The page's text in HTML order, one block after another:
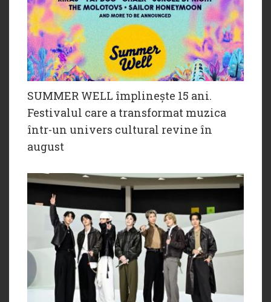
SUMMER WELL împlinește 15 ani.
Festivalul care a transformat muzica
într-un univers cultural revine în
august